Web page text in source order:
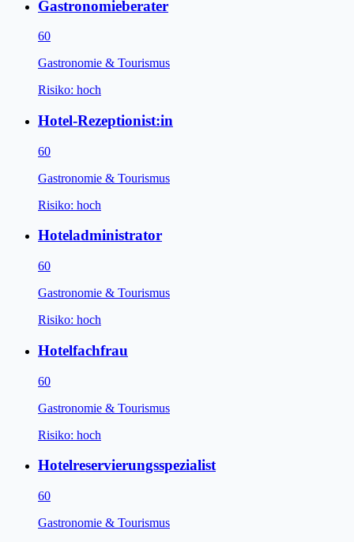
Gastronomieberater
60
Gastronomie & Tourismus
Risiko: hoch
Hotel-Rezeptionist:in
60
Gastronomie & Tourismus
Risiko: hoch
Hoteladministrator
60
Gastronomie & Tourismus
Risiko: hoch
Hotelfachfrau
60
Gastronomie & Tourismus
Risiko: hoch
Hotelreservierungsspezialist
60
Gastronomie & Tourismus